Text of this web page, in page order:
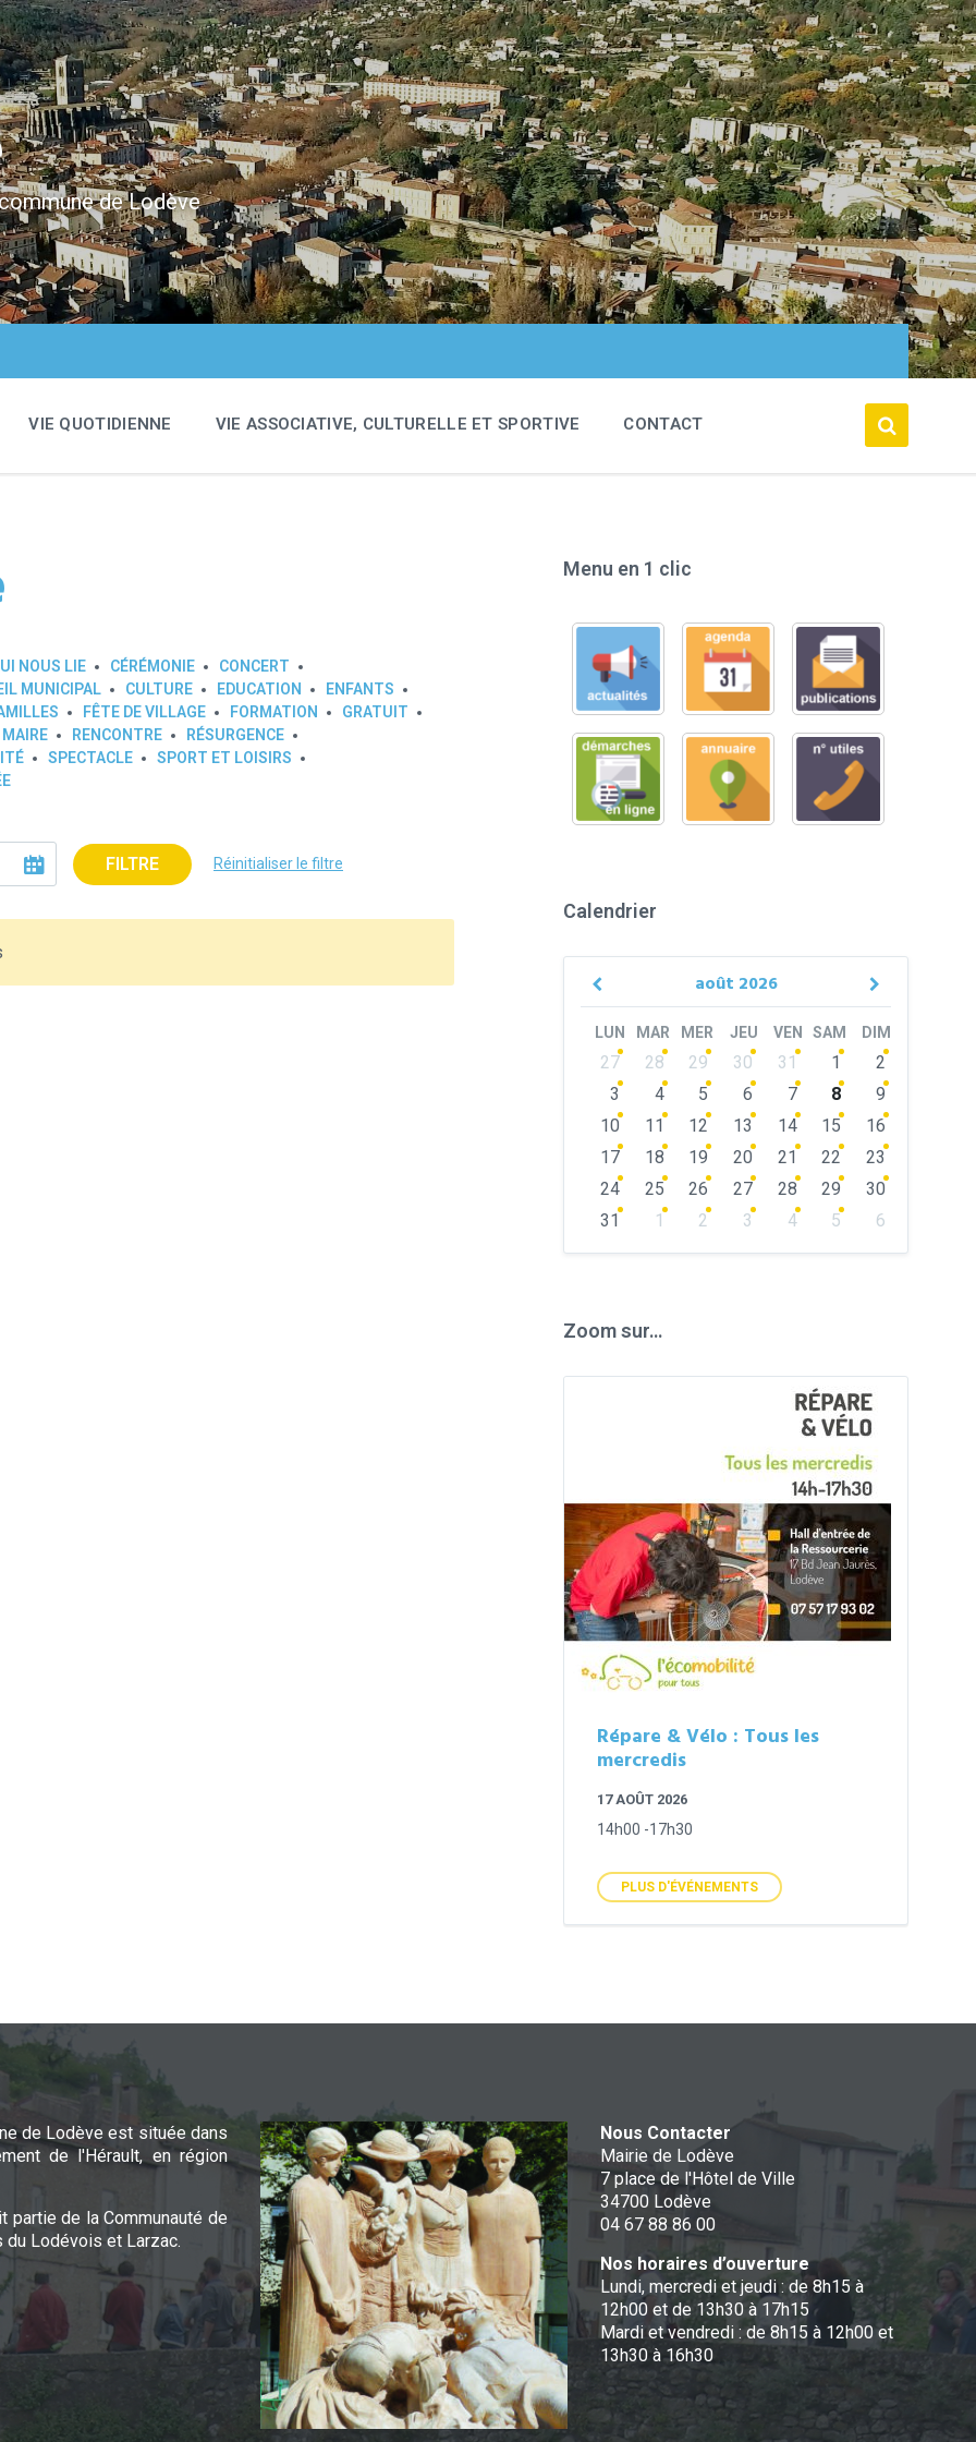
de Lodève
VIE QUOTIDIENNE VIE ASSOCIATIVE, CULTURELLE ET SPORTIVE CONTACT
NOUS LIE CÉRÉMONIE
CONCERT
MUNICIPAL CULTURE EDUCATION
ENFANTS
FÊTE DE VILLAGE FORMATION
GRATUIT
MAIRE RENCONTRE
RÉSURGENCE
SPECTACLE
SPORT ET LOISIRS
FILTRE Réinitialiser le filtre
Menu en 1 clic
Calendrier
août 2026
Previous
Next
LUN MAR MER JEU VEN SAM DIM
Skip
calendar
days
27 28 29 30 31 1
2
3
4 5 6 7 8
9
10
11 12 13 14 15
16
17
18 19 20 21 22
23
24
25 26 27 28 29
30
31
1 2 3 4 5
6
Zoom sur…
Répare & Vélo : Tous les
mercredis
17 AOÛT 2026
14h00 -17h30
PLUS D'ÉVÉNEMENTS
de Lodève est située dans
de l'Hérault, en région
partie de la Communauté de
du Lodévois et Larzac.
Nous Contacter
Mairie de Lodève
7 place de l'Hôtel de Ville
34700 Lodève
04 67 88 86 00
Nos horaires d’ouverture
Lundi, mercredi et jeudi : de 8h15 à
12h00 et de 13h30 à 17h15
Mardi et vendredi : de 8h15 à 12h00 et
13h30 à 16h30